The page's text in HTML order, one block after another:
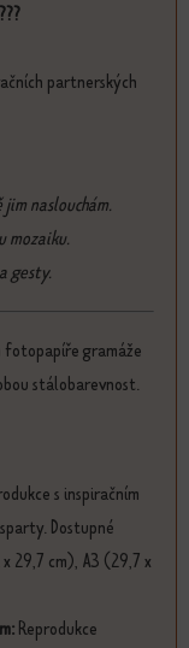
partnerských
naslouchám.
mozaiku.
gesty.
gramáže
stálobarevnost.
s inspiračním
Dostupné
29,7 cm), A3 (29,7 x
Reprodukce